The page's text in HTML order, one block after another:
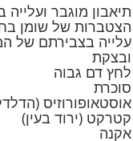
תיאבון מוגבר
הצטברות של שומן
עלייה בצבירתם של
ובצקת
לחץ דם גבוה
סוכרת
אוסטאופורוזיס
קטרקט (ירוד בעין)
אקנה